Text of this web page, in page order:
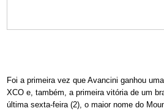
Foi a primeira vez que Avancini ganhou
XCO e, também, a primeira vitória de um
última sexta-feira (2), o maior nome do